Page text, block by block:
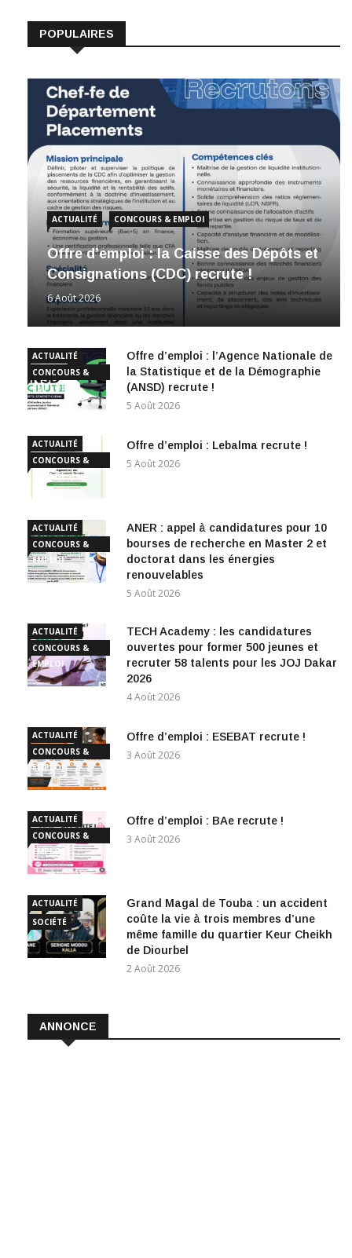
POPULAIRES
ACTUALITÉ CONCOURS & EMPLOI
Offre d’emploi : la Caisse des Dépôts et
Consignations (CDC) recrute !
6 Août 2026
ACTUALITÉ
CONCOURS &
EMPLOI
Offre d’emploi : l’Agence Nationale de
la Statistique et de la Démographie
(ANSD) recrute !
5 Août 2026
ACTUALITÉ
CONCOURS &
EMPLOI
Offre d’emploi : Lebalma recrute !
5 Août 2026
ACTUALITÉ
CONCOURS &
EMPLOI
ANER : appel à candidatures pour 10
bourses de recherche en Master 2 et
doctorat dans les énergies
renouvelables
5 Août 2026
ACTUALITÉ
CONCOURS &
EMPLOI
TECH Academy : les candidatures
ouvertes pour former 500 jeunes et
recruter 58 talents pour les JOJ Dakar
2026
4 Août 2026
ACTUALITÉ
CONCOURS &
EMPLOI
Offre d’emploi : ESEBAT recrute !
3 Août 2026
ACTUALITÉ
CONCOURS &
EMPLOI
Offre d’emploi : BAe recrute !
3 Août 2026
ACTUALITÉ
SOCIÉTÉ
Grand Magal de Touba : un accident
coûte la vie à trois membres d’une
même famille du quartier Keur Cheikh
de Diourbel
2 Août 2026
ANNONCE